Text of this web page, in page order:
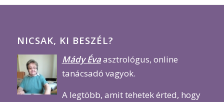
NICSAK, KI BESZÉL?
Mády Évaasztrológus, online
tanácsadó vagyok.
A legtöbb, amit tehetek érted, hogy